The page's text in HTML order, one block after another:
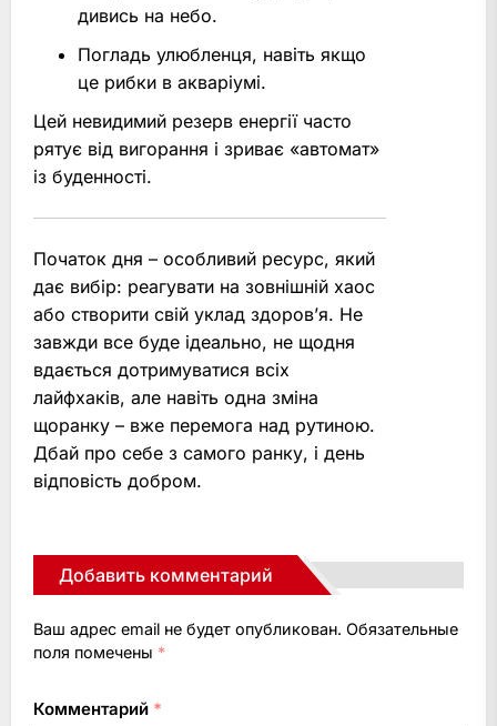
дивись на небо.
Погладь улюбленця, навіть якщо
це рибки в акваріумі.
Цей невидимий резерв енергії часто
рятує від вигорання і зриває «автомат»
із буденності.
Початок дня – особливий ресурс, який
дає вибір: реагувати на зовнішній хаос
або створити свій уклад здоров’я. Не
завжди все буде ідеально, не щодня
вдається дотримуватися всіх
лайфхаків, але навіть одна зміна
щоранку – вже перемога над рутиною.
Дбай про себе з самого ранку, і день
відповість добром.
Добавить комментарий
Ваш адрес email не будет опубликован. Обязательные
поля помечены *
Комментарий *